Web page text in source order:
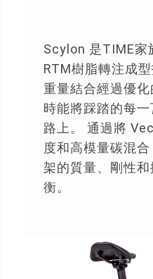
Scylon 是TIME家
RTM樹脂轉注成
重量結合經過優
時能將踩踏的每
路上。 通過將
度和高模量碳混
架的質量、剛性
衡。